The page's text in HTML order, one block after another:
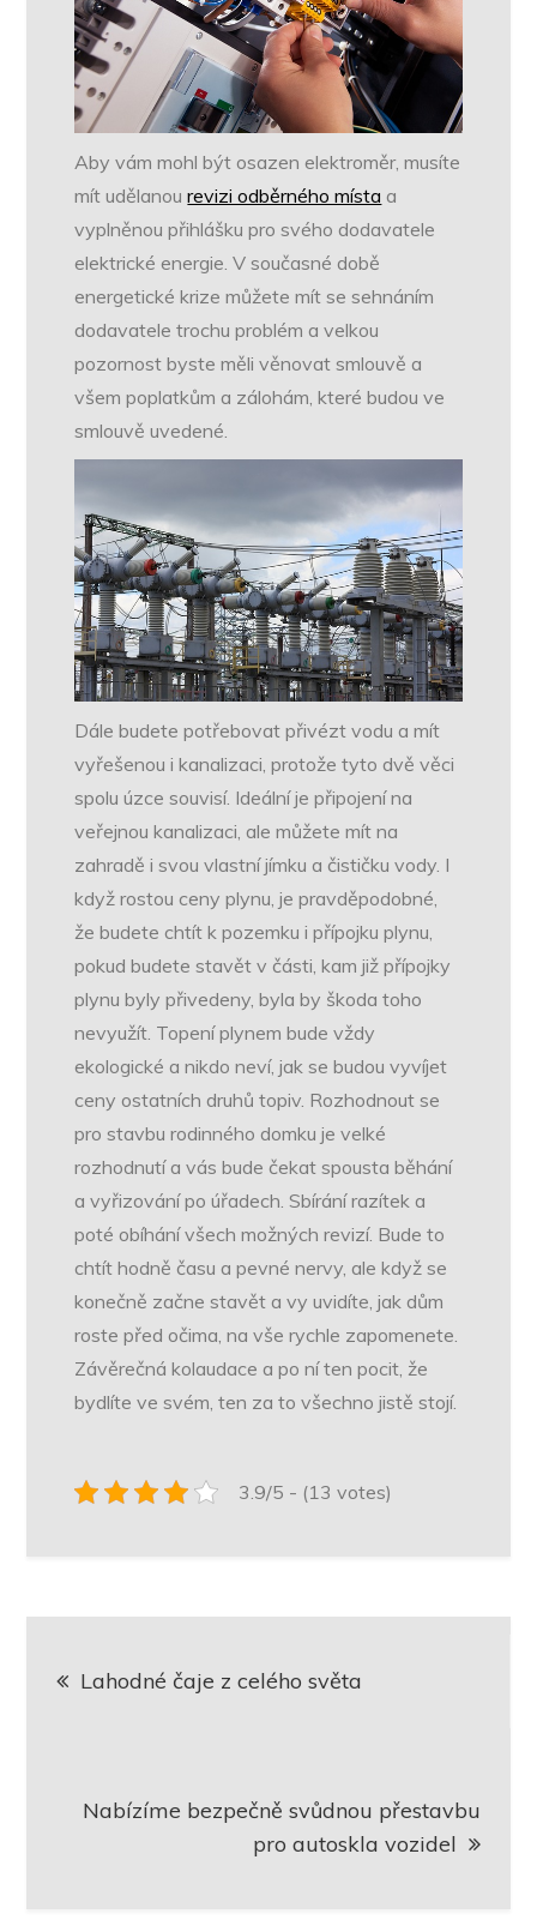
Aby vám mohl být osazen elektroměr, musíte
mít udělanourevizi odběrného místa a
vyplněnou přihlášku pro svého dodavatele
elektrické energie. V současné době
energetické krize můžete mít se sehnáním
dodavatele trochu problém a velkou
pozornost byste měli věnovat smlouvě a
všem poplatkům a zálohám, které budou ve
smlouvě uvedené.
Dále budete potřebovat přivézt vodu a mít
vyřešenou i kanalizaci, protože tyto dvě věci
spolu úzce souvisí. Ideální je připojení na
veřejnou kanalizaci, ale můžete mít na
zahradě i svou vlastní jímku a čističku vody. I
když rostou ceny plynu, je pravděpodobné,
že budete chtít k pozemku i přípojku plynu,
pokud budete stavět v části, kam již přípojky
plynu byly přivedeny, byla by škoda toho
nevyužít. Topení plynem bude vždy
ekologické a nikdo neví, jak se budou vyvíjet
ceny ostatních druhů topiv. Rozhodnout se
pro stavbu rodinného domku je velké
rozhodnutí a vás bude čekat spousta běhání
a vyřizování po úřadech. Sbírání razítek a
poté obíhání všech možných revizí. Bude to
chtít hodně času a pevné nervy, ale když se
konečně začne stavět a vy uvidíte, jak dům
roste před očima, na vše rychle zapomenete.
Závěrečná kolaudace a po ní ten pocit, že
bydlíte ve svém, ten za to všechno jistě stojí.
3.9/5 - (13 votes)
proLahodné čaje z celého světa
Nabízíme bezpečně svůdnou přestavbu
pro autoskla vozidel